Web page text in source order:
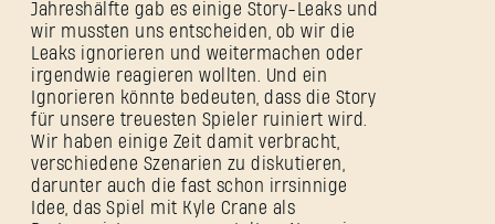
Jahreshälfte gab es einige Story-Leaks und
wir mussten uns entscheiden, ob wir die
Leaks ignorieren und weitermachen oder
irgendwie reagieren wollten. Und ein
Ignorieren könnte bedeuten, dass die Story
für unsere treuesten Spieler ruiniert wird.
Wir haben einige Zeit damit verbracht,
verschiedene Szenarien zu diskutieren,
darunter auch die fast schon irrsinnige
Idee, das Spiel mit Kyle Crane als